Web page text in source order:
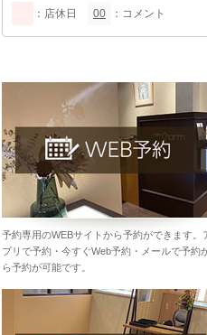
：店休日 00 ：コメント
予約専用のWEBサイトから予約ができます。
プリで予約・今すぐWeb予約・メールで予約
ら予約が可能です。